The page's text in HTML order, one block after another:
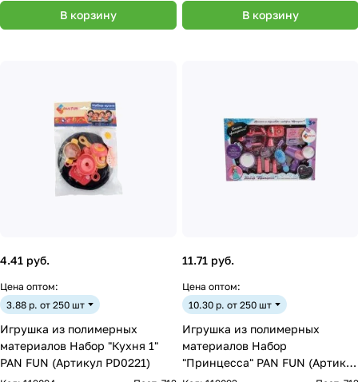
В корзину В корзину
4.41 руб.
Цена оптом:
3.88 р. от 250 шт
Игрушка из полимерных
материалов Набор "Кухня 1"
PAN FUN (Артикул PD0221)
11.71 руб.
Цена оптом:
10.30 р. от 250 шт
Игрушка из полимерных
материалов Набор
"Принцесса" PAN FUN (Артикул
PD0220)